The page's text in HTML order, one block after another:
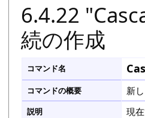
6.4.22
続の作成
コマンド名
コマンドの概要 新
説明
現